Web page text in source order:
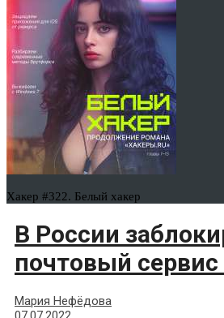
Хакер #322. Белый хакер
В России
почтовый сервис
Мария Нефёдова